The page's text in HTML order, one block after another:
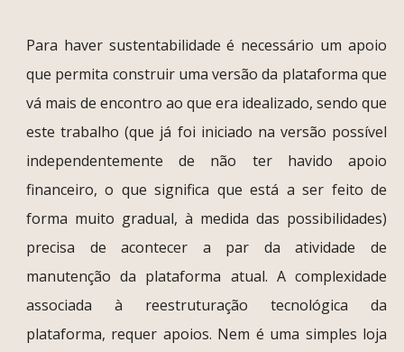
Para haver sustentabilidade é necessário um apoio
que permita construir uma versão da plataforma que
vá mais de encontro ao que era idealizado, sendo que
este trabalho (que já foi iniciado na versão possível
independentemente de não ter havido apoio
financeiro, o que significa que está a ser feito de
forma muito gradual, à medida das possibilidades)
precisa de acontecer a par da atividade de
manutenção da plataforma atual. A complexidade
associada à reestruturação tecnológica da
plataforma, requer apoios. Nem é uma simples loja